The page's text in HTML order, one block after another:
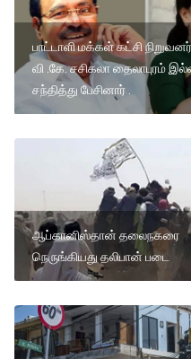
பாட்டாளி மக்கள் கட்சி
வி .கே. சசிகலா தைலாபுரம்
சந்தித்து பேசினார் .
ஆப்கானிஸ்தான் தலைநகரை
நெருங்கியது தலிபான் படை